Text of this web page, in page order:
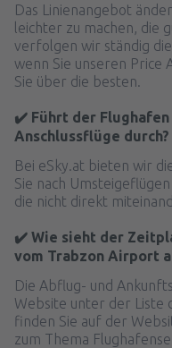
Das Linienangebot
leichter zu machen, die
verfolgen wir ständig
wenn Sie unseren
Sie über die besten.
✔️ Führt der
Anschlussflüge durch?
Bei eSky.at bieten wir
Sie nach
die nicht direkt
✔️ Wie sieht der
vom Trabzon Airport
Die Abflug- und
Website unter der Liste
finden Sie auf der
zum Thema